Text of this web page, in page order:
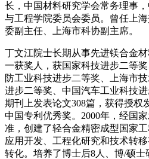
长，中国材料研究学会常务理事
与工程学院委员会委员。曾任上
委副主任、上海市科协副主席。
丁文江院士长期从事先进镁合金
一获奖人，获国家科技进步二等
防工业科技进步二等奖、上海市
进步二等奖、中国汽车工业科技
期刊上发表论文308篇，获得授权
中国专利优秀奖。2000年，经国
准，创建了轻合金精密成型国家
应用开发、工程化研究和技术转
转化。培养了博士后8人、博/硕士